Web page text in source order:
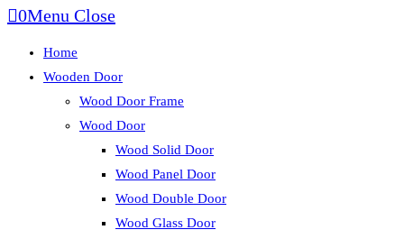
to0Menu Close
Home
Wooden Door
Wood Door Frame
Wood Door
Wood Solid Door
Wood Panel Door
Wood Double Door
Wood Glass Door